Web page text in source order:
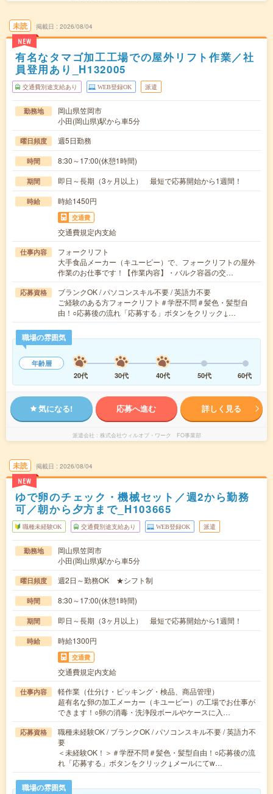
未読
NEW
掲載日 2026/08/04
有名なタマゴ加工工場での屋外リフト作業／社
員登用あり_H132005
交通費別途支給あり WEB登録OK 派遣
勤務地
岡山県笠岡市
小田(岡山県)駅から車5分
曜日頻度 週5日勤務
時間 8:30～17:00(休憩1時間)
期間 即日～長期（3ヶ月以上） 最短で応募開始から1週間！
時給 時給1450円
交通費
交通費規定内支給
仕事内容
フォークリフト
大手食品メーカー（キユーピー）で、フォークリフトの屋外
作業のお仕事です！【作業内容】・バルク容器の交…
応募資格
ブランクOK / パソコンスキル不要 / 英語力不要
ご経験のある方フォークリフト＃学歴不問＃髪色・髪型自
由！○応募後の流れ「応募する」ボタンをクリック↓…
職場の雰囲気
年齢層
20代
30代 40代 50代 60代
気になる! 応募へ進む 詳しく見る
派遣会社 株式会社ウィルオブ・ワーク FO事業部
未読
NEW
掲載日 2026/08/04
ゆで卵のチェック・機械セット／週2から勤務
可／朝から夕方まで_H103665
職種未経験OK 交通費別途支給あり WEB登録OK 派遣
勤務地
岡山県笠岡市
小田(岡山県)駅から車5分
曜日頻度 週2日～勤務OK ★シフト制
時間 8:30～17:00(休憩1時間)
期間 即日～長期（3ヶ月以上） 最短で応募開始から1週間！
時給 時給1300円
交通費
交通費規定内支給
仕事内容
軽作業（仕分け・ピッキング・検品、商品管理）
超有名な卵の加工メーカー（キユーピー）の工場でお仕事が
できます！○卵の消毒・洗浄段ボールやケースに入…
応募資格
職種未経験OK / ブランクOK / パソコンスキル不要 / 英語力不
要
＜未経験OK！＞＃学歴不問＃髪色・髪型自由！○応募後の流
れ「応募する」ボタンをクリック↓メールにてw…
職場の雰囲気